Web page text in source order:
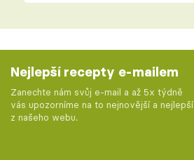
Nejlepší recepty e-mailem
Zanechte nám svůj e-mail a až 5x týdně
vás upozorníme na to nejnovější a nejlepší
z našeho webu.